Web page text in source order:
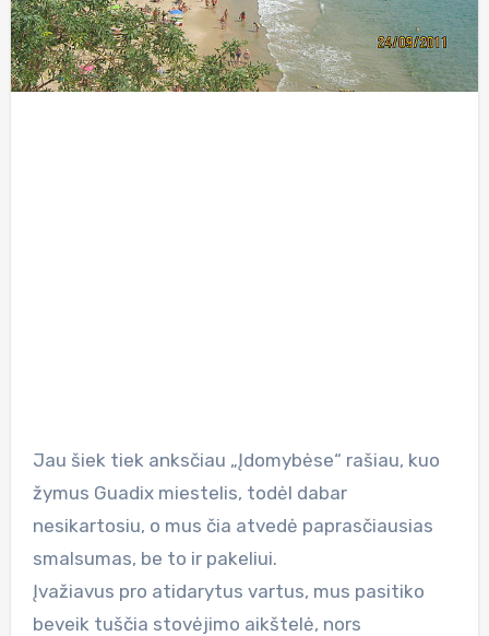
Jau šiek tiek anksčiau „Įdomybėse“ rašiau, kuo
žymus Guadix miestelis, todėl dabar
nesikartosiu, o mus čia atvedė paprasčiausias
smalsumas, be to ir pakeliui.
Įvažiavus pro atidarytus vartus, mus pasitiko
beveik tuščia stovėjimo aikštelė, nors